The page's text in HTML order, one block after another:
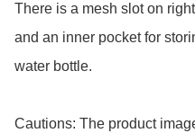
There is a mesh slot on
and an inner pocket for
water bottle.
Cautions: The product